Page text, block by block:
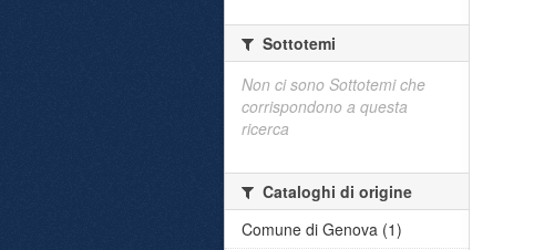
Sottotemi
Non ci sono Sottotemi che
corrispondono a questa
ricerca
Cataloghi di origine
Comune di Genova (1)